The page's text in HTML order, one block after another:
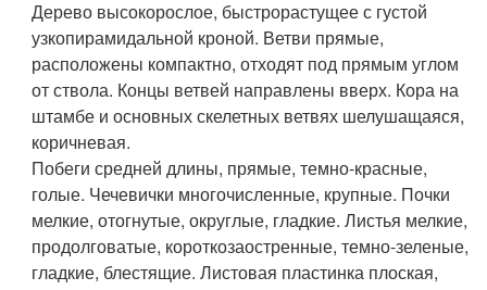
Дерево высокорослое, быстрорастущее с густой
узкопирамидальной кроной. Ветви прямые,
расположены компактно, отходят под прямым углом
от ствола. Концы ветвей направлены вверх. Кора на
штамбе и основных скелетных ветвях шелушащаяся,
коричневая.
Побеги средней длины, прямые, темно-красные,
голые. Чечевички многочисленные, крупные. Почки
мелкие, отогнутые, округлые, гладкие. Листья мелкие,
продолговатые, короткозаостренные, темно-зеленые,
гладкие, блестящие. Листовая пластинка плоская,